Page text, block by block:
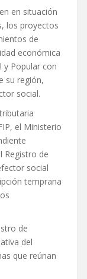
en situación
los proyectos
de
económica
y Popular con
su región,
social.
el Ministerio
Registro de
social
temprana
de
del
que reúnan